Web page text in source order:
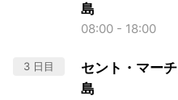
島
08:00 - 18:00
3 日目
セント・マー
島